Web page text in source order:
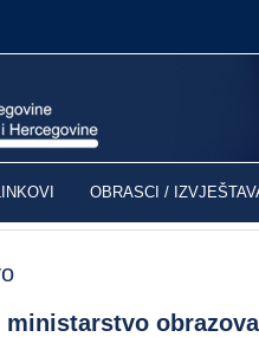
OBRASCI /
ministarstvo